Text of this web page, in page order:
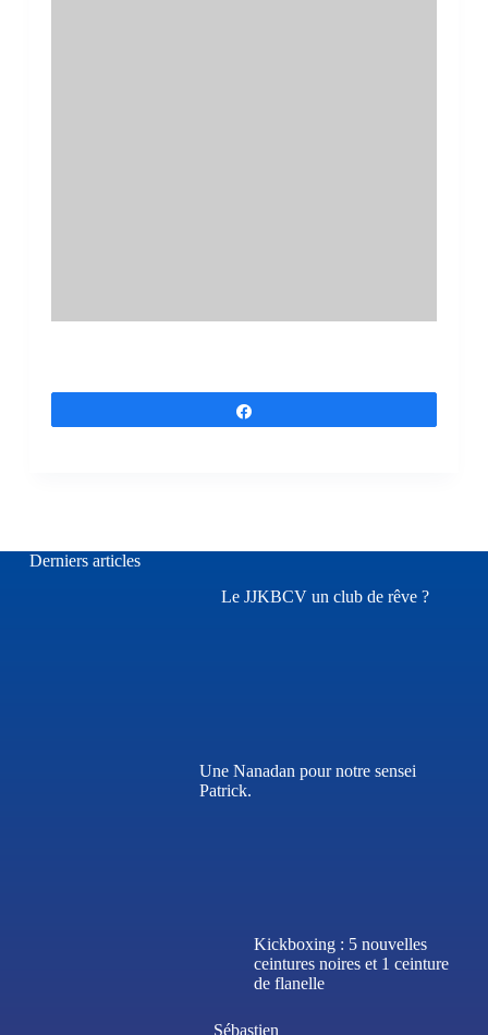
Derniers articles
Le JJKBCV un club de rêve ?
Une Nanadan pour notre sensei
Patrick.
Kickboxing : 5 nouvelles
ceintures noires et 1 ceinture
de flanelle
Sébastien